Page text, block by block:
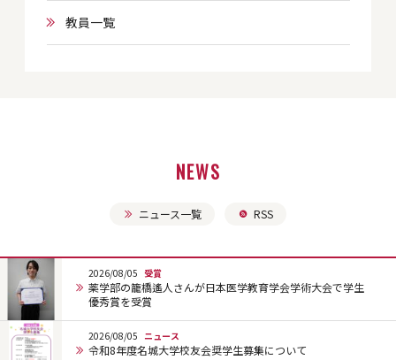
教員一覧
NEWS
ニュース一覧 RSS
2026/08/05 受賞
薬学部の籠橋遙人さんが日本医学教育学会学術大会で学生
優秀賞を受賞
2026/08/05 ニュース
令和8年度名城大学校友会奨学生募集について